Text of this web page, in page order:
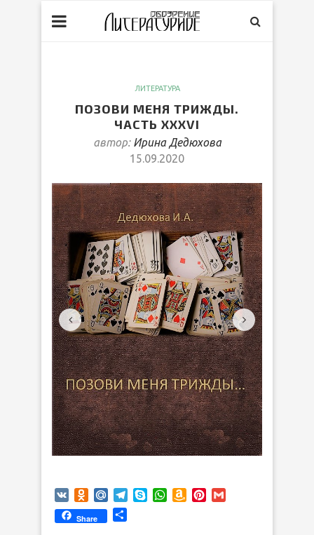
ЛИТЕРАТУРА
ПОЗОВИ МЕНЯ ТРИЖДЫ.
ЧАСТЬ XXXVI
автор: Ирина Дедюхова
15.09.2020
VK Odnoklassniki
Mail.RuTelegram
SkypeWhatsApp
AmazonPinterest
Share